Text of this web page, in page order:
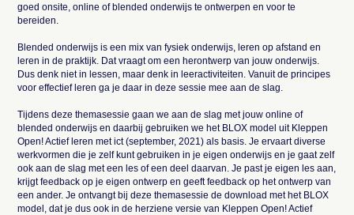
goed onsite, online of blended onderwijs te ontwerpen en voor te
bereiden.
Blended onderwijs is een mix van fysiek onderwijs, leren op afstand en
leren in de praktijk. Dat vraagt om een herontwerp van jouw onderwijs.
Dus denk niet in lessen, maar denk in leeractiviteiten. Vanuit de principes
voor effectief leren ga je daar in deze sessie mee aan de slag.
Tijdens deze themasessie gaan we aan de slag met jouw online of
blended onderwijs en daarbij gebruiken we het BLOX model uit Kleppen
Open! Actief leren met ict (september, 2021) als basis. Je ervaart diverse
werkvormen die je zelf kunt gebruiken in je eigen onderwijs en je gaat zelf
ook aan de slag met een les of een deel daarvan. Je past je eigen les aan,
krijgt feedback op je eigen ontwerp en geeft feedback op het ontwerp van
een ander. Je ontvangt bij deze themasessie de download met het BLOX
model, dat je dus ook in de herziene versie van Kleppen Open! Actief